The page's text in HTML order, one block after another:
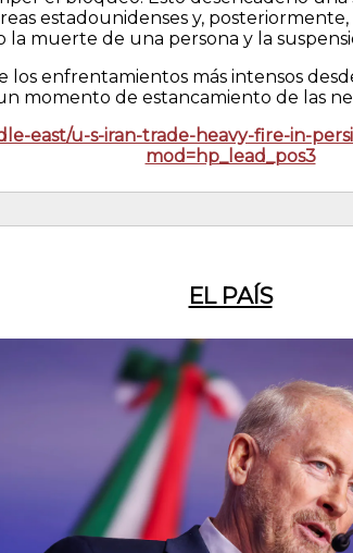
estadounidenses y,
la muerte de una persona y la
los enfrentamientos más intensos
momento de estancamiento de las
east/u-s-iran-trade-heavy-fire-in-
mod=hp_lead_pos3
EL PAÍS